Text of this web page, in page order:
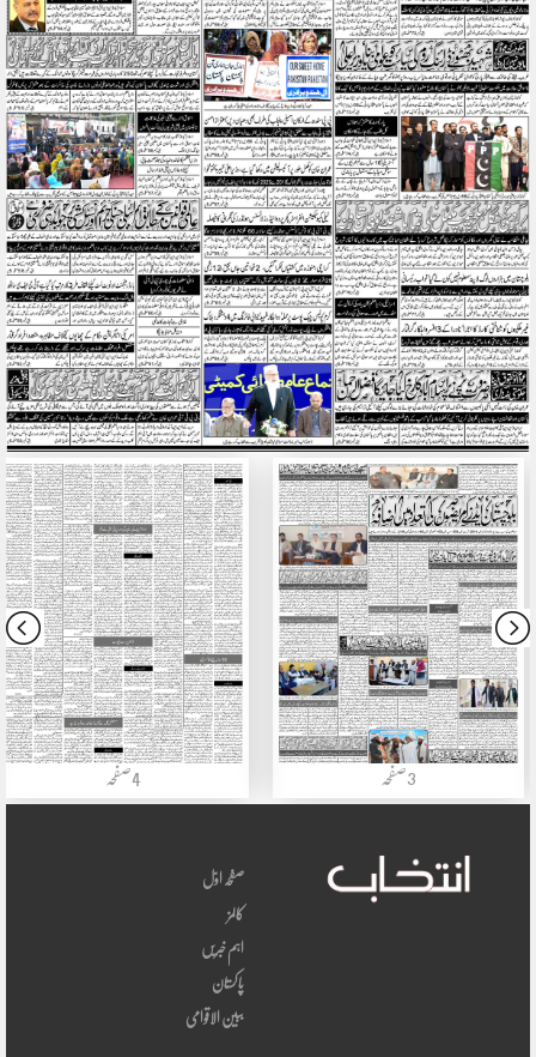
3صفحہ 4صفحہ
صفحہ اوّل
کالمز
اہم خبریں
پاکستان
ببین الاقوامی